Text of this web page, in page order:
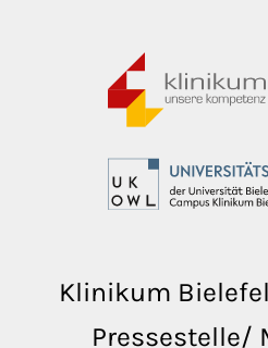
Klinikum
Pressestelle/